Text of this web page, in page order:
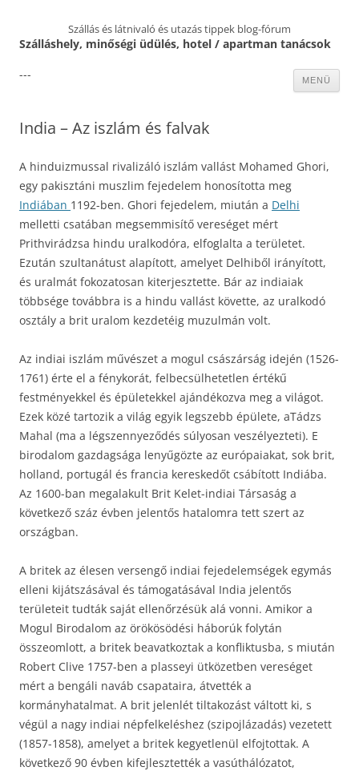
Szállás és látnivaló és utazás tippek blog-fórum
Szálláshely, minőségi üdülés, hotel / apartman tanácsok
MENÜ
---
India – Az iszlám és falvak
A hinduizmussal rivalizáló iszlám vallást Mohamed Ghori,
egy pakisztáni muszlim fejedelem honosította meg
Indiában 1192-ben. Ghori fejedelem, miután a Delhi
melletti csatában megsemmisítő vereséget mért
Prithvirádzsa hindu uralkodóra, elfoglalta a területet.
Ezután szultanátust alapított, amelyet Delhiből irányított,
és uralmát fokozatosan kiterjesztette. Bár az indiaiak
többsége továbbra is a hindu vallást követte, az uralkodó
osztály a brit uralom kezdetéig muzulmán volt.
Az indiai iszlám művészet a mogul császárság idején (1526-
1761) érte el a fénykorát, felbecsülhetetlen értékű
festményekkel és épületekkel ajándékozva meg a világot.
Ezek közé tartozik a világ egyik legszebb épülete, aTádzs
Mahal (ma a légszennyeződés súlyosan veszélyezteti). E
birodalom gazdagsága lenyűgözte az európaiakat, sok brit,
holland, portugál és francia kereskedőt csábított Indiába.
Az 1600-ban megalakult Brit Kelet-indiai Társaság a
következő száz évben jelentős hatalomra tett szert az
országban.
A britek az élesen versengő indiai fejedelemségek egymás
elleni kijátszásával és támogatásával India jelentős
területeit tudták saját ellenőrzésük alá vonni. Amikor a
Mogul Birodalom az örökösödési háborúk folytán
összeomlott, a britek beavatkoztak a konfliktusba, s miután
Robert Clive 1757-ben a plasseyi ütközetben vereséget
mért a bengáli naváb csapataira, átvették a
kormányhatalmat. A brit jelenlét tiltakozást váltott ki, s
végül a nagy indiai népfelkeléshez (szipojlázadás) vezetett
(1857-1858), amelyet a britek kegyetlenül elfojtottak. A
következő 90 évben kifejlesztették a vasúthálózatot,